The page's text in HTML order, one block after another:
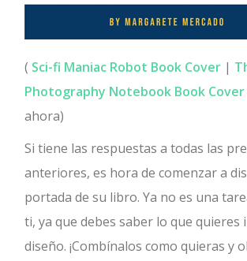
( Sci-fi Maniac Robot Book Cover |
Photography Notebook Book Cover
ahora)
Si tiene las respuestas a todas las
anteriores, es hora de comenzar a
portada de su libro. Ya no es una
ti, ya que debes saber lo que quieres
diseño. ¡Combínalos como quieras y